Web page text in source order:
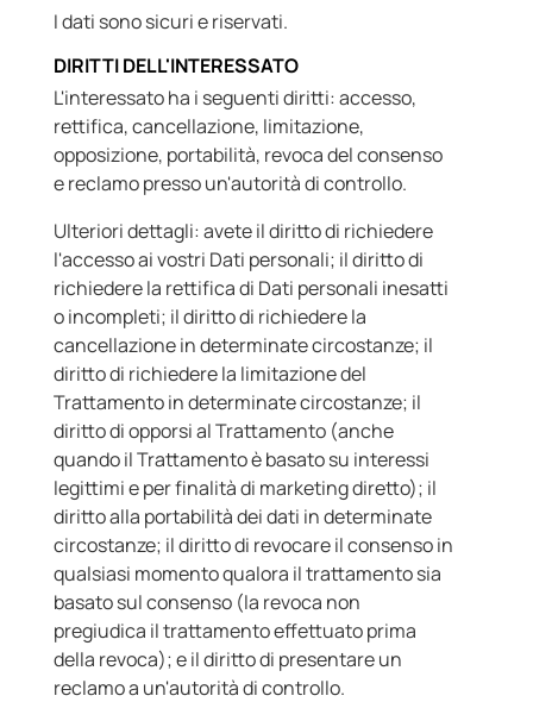
I dati sono sicuri e riservati.
DIRITTI DELL'INTERESSATO
L'interessato ha i seguenti diritti: accesso,
rettifica, cancellazione, limitazione,
opposizione, portabilità, revoca del consenso
e reclamo presso un'autorità di controllo.
Ulteriori dettagli: avete il diritto di richiedere
l'accesso ai vostri Dati personali; il diritto di
richiedere la rettifica di Dati personali inesatti
o incompleti; il diritto di richiedere la
cancellazione in determinate circostanze; il
diritto di richiedere la limitazione del
Trattamento in determinate circostanze; il
diritto di opporsi al Trattamento (anche
quando il Trattamento è basato su interessi
legittimi e per finalità di marketing diretto); il
diritto alla portabilità dei dati in determinate
circostanze; il diritto di revocare il consenso in
qualsiasi momento qualora il trattamento sia
basato sul consenso (la revoca non
pregiudica il trattamento effettuato prima
della revoca); e il diritto di presentare un
reclamo a un'autorità di controllo.